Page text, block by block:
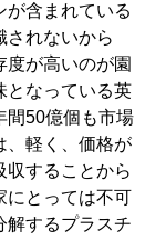
が含まれている
されないから
が高いのが園
となっている英
間50億個も市場
、軽く、価格が
収することから
にとっては不可
解するプラスチ